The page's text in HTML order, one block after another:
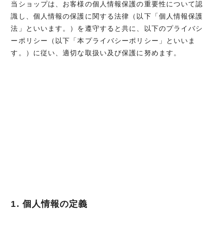
当ショップは、お客様の個人情報保護の重要性について認
識し、個人情報の保護に関する法律（以下「個人情報保護
法」といいます。）を遵守すると共に、以下のプライバシ
ーポリシー（以下「本プライバシーポリシー」といいま
す。）に従い、適切な取扱い及び保護に努めます。
1. 個人情報の定義